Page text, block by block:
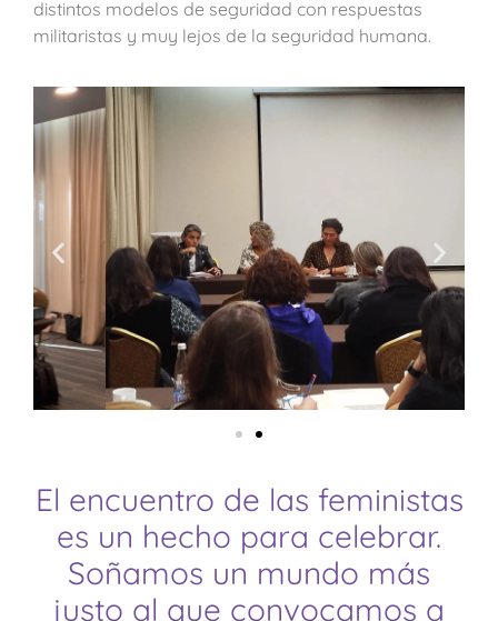
distintos modelos de seguridad con respuestas
militaristas y muy lejos de la seguridad humana.
El encuentro de las feministas
es un hecho para celebrar.
Soñamos un mundo más
justo al que convocamos a